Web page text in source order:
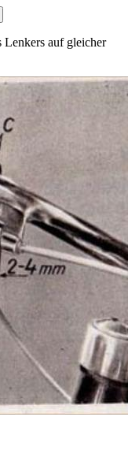
Lenkers auf gleicher